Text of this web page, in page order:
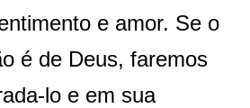
e amor. Se o
é de Deus, faremos
lo e em sua